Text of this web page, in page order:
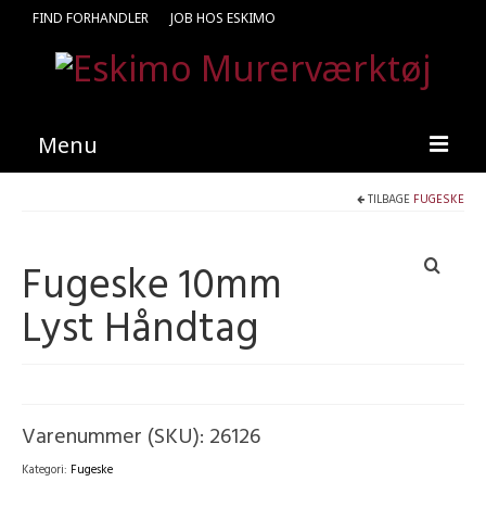
FIND FORHANDLER JOB HOS ESKIMO
Menu
Kataloger
Kontakt
TILBAGE FUGESKE
Fugeske 10mm
Lyst Håndtag
Varenummer (SKU): 26126
Kategori: Fugeske